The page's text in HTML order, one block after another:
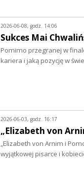
2026-06-08, godz. 14:06
Sukces Mai
Pomimo przegranej w
kariera i jaką pozycję w
2026-06-03, godz. 16:17
„Elizabeth von
„Elizabeth von Arnim i
wyjątkowej pisarce i